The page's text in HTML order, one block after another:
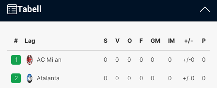
Tabell
# Lag S V O F GM IM +/- P
1 AC Milan 0 0 0 0 0 0 +/-0 0
2 Atalanta 0 0 0 0 0 0 +/-0 0